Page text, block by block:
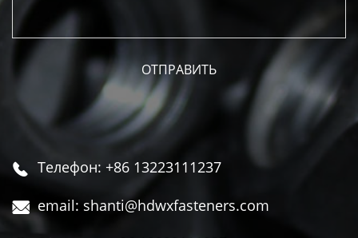
 Телефон: +86 13223111237
 email: shanti@hdwxfasteners.com